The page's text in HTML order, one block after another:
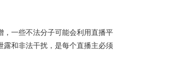
一些不法分子可能会利用直播平
和非法干扰，是每个直播主必须